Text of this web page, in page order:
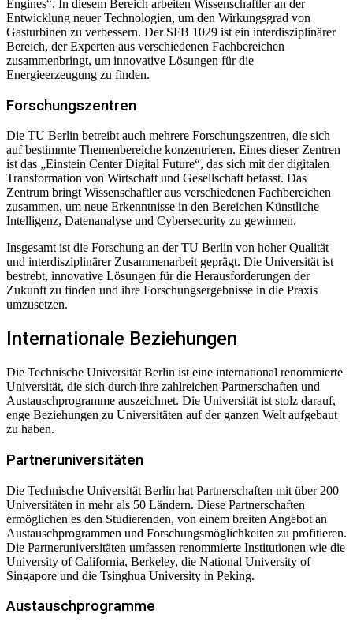
Engines“. In diesem Bereich arbeiten Wissenschaftler an der
Entwicklung neuer Technologien, um den Wirkungsgrad von
Gasturbinen zu verbessern. Der SFB 1029 ist ein interdisziplinärer
Bereich, der Experten aus verschiedenen Fachbereichen
zusammenbringt, um innovative Lösungen für die
Energieerzeugung zu finden.
Forschungszentren
Die TU Berlin betreibt auch mehrere Forschungszentren, die sich
auf bestimmte Themenbereiche konzentrieren. Eines dieser Zentren
ist das „Einstein Center Digital Future“, das sich mit der digitalen
Transformation von Wirtschaft und Gesellschaft befasst. Das
Zentrum bringt Wissenschaftler aus verschiedenen Fachbereichen
zusammen, um neue Erkenntnisse in den Bereichen Künstliche
Intelligenz, Datenanalyse und Cybersecurity zu gewinnen.
Insgesamt ist die Forschung an der TU Berlin von hoher Qualität
und interdisziplinärer Zusammenarbeit geprägt. Die Universität ist
bestrebt, innovative Lösungen für die Herausforderungen der
Zukunft zu finden und ihre Forschungsergebnisse in die Praxis
umzusetzen.
Internationale Beziehungen
Die Technische Universität Berlin ist eine international renommierte
Universität, die sich durch ihre zahlreichen Partnerschaften und
Austauschprogramme auszeichnet. Die Universität ist stolz darauf,
enge Beziehungen zu Universitäten auf der ganzen Welt aufgebaut
zu haben.
Partneruniversitäten
Die Technische Universität Berlin hat Partnerschaften mit über 200
Universitäten in mehr als 50 Ländern. Diese Partnerschaften
ermöglichen es den Studierenden, von einem breiten Angebot an
Austauschprogrammen und Forschungsmöglichkeiten zu profitieren.
Die Partneruniversitäten umfassen renommierte Institutionen wie die
University of California, Berkeley, die National University of
Singapore und die Tsinghua University in Peking.
Austauschprogramme